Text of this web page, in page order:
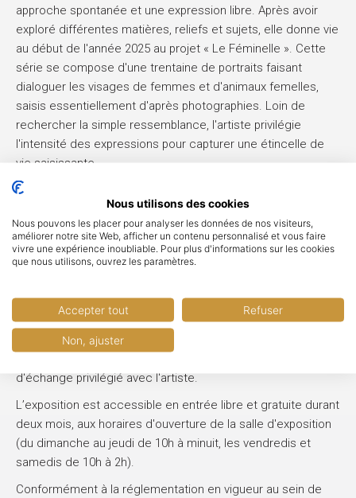
approche spontanée et une expression libre. Après avoir
exploré différentes matières, reliefs et sujets, elle donne vie
au début de l'année 2025 au projet « Le Féminelle ». Cette
série se compose d'une trentaine de portraits faisant
dialoguer les visages de femmes et d'animaux femelles,
saisis essentiellement d'après photographies. Loin de
rechercher la simple ressemblance, l'artiste privilégie
l'intensité des expressions pour capturer une étincelle de
vie saisissante
À travers ces regards croisés parés d’ombre et de lumière,
Christine Cailleau propose la rencontre de deux entités
porteuses d’espoir et d’une force singulière.
Vernissage et informations pratiques
de notre territoire, l'établissement convie le public à venir
célébrer l'ouverture de cette saison culturelle. Un
vernissage officiel se tiendra le vendredi 3 juillet 2026 à
d'échange privilégié avec l'artiste.
L’exposition est accessible en entrée libre et gratuite durant
deux mois, aux horaires d'ouverture de la salle d'exposition
(du dimanche au jeudi de 10h à minuit, les vendredis et
samedis de 10h à 2h).
Conformément à la réglementation en vigueur au sein de
Nous utilisons des cookies
Nous pouvons les placer pour analyser les données de nos visiteurs,
améliorer notre site Web, afficher un contenu personnalisé et vous faire
vivre une expérience inoubliable. Pour plus d'informations sur les cookies
que nous utilisons, ouvrez les paramètres.
Accepter tout Refuser
Non, ajuster